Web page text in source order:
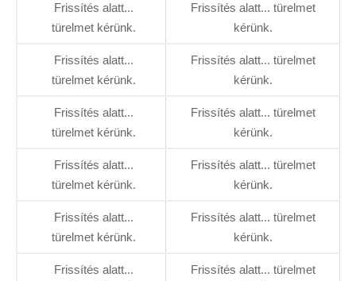
Frissítés alatt...
türelmet kérünk.
Frissítés alatt... türelmet
kérünk.
Frissítés alatt...
türelmet kérünk.
Frissítés alatt... türelmet
kérünk.
Frissítés alatt...
türelmet kérünk.
Frissítés alatt... türelmet
kérünk.
Frissítés alatt...
türelmet kérünk.
Frissítés alatt... türelmet
kérünk.
Frissítés alatt...
türelmet kérünk.
Frissítés alatt... türelmet
kérünk.
Frissítés alatt...
Frissítés alatt... türelmet